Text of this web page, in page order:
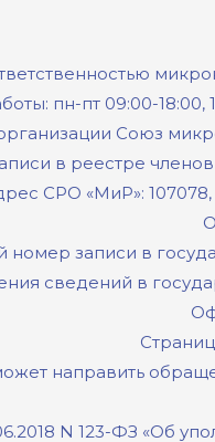
пн-пт 09:00-18:00,
Союз
в реестре членов
СРО «МиР»: 107078,
номер записи в
сведений в
направить
N 123-ФЗ «Об